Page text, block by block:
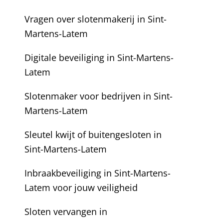
Vragen over slotenmakerij in Sint-
Martens-Latem
Digitale beveiliging in Sint-Martens-
Latem
Slotenmaker voor bedrijven in Sint-
Martens-Latem
Sleutel kwijt of buitengesloten in
Sint-Martens-Latem
Inbraakbeveiliging in Sint-Martens-
Latem voor jouw veiligheid
Sloten vervangen in